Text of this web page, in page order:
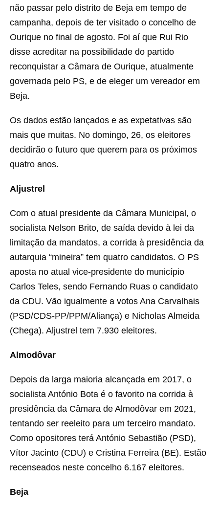
não passar pelo distrito de Beja em tempo de
campanha, depois de ter visitado o concelho de
Ourique no final de agosto. Foi aí que Rui Rio
disse acreditar na possibilidade do partido
reconquistar a Câmara de Ourique, atualmente
governada pelo PS, e de eleger um vereador em
Beja.
Os dados estão lançados e as expetativas são
mais que muitas. No domingo, 26, os eleitores
decidirão o futuro que querem para os próximos
quatro anos.
Aljustrel
Com o atual presidente da Câmara Municipal, o
socialista Nelson Brito, de saída devido à lei da
limitação da mandatos, a corrida à presidência da
autarquia “mineira” tem quatro candidatos. O PS
aposta no atual vice-presidente do município
Carlos Teles, sendo Fernando Ruas o candidato
da CDU. Vão igualmente a votos Ana Carvalhais
(PSD/CDS-PP/PPM/Aliança) e Nicholas Almeida
(Chega). Aljustrel tem 7.930 eleitores.
Almodôvar
Depois da larga maioria alcançada em 2017, o
socialista António Bota é o favorito na corrida à
presidência da Câmara de Almodôvar em 2021,
tentando ser reeleito para um terceiro mandato.
Como opositores terá António Sebastião (PSD),
Vítor Jacinto (CDU) e Cristina Ferreira (BE). Estão
recenseados neste concelho 6.167 eleitores.
Beja